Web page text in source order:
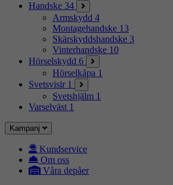
Handske 34
Armskydd 4
Montagehandske 13
Skärskyddshandske 3
Vinterhandske 10
Hörselskydd 6
Hörselkåpa 1
Svetsvisir 1
Svetshjälm 1
Varselväst 1
Kampanj
Kundservice
Om oss
Våra depåer